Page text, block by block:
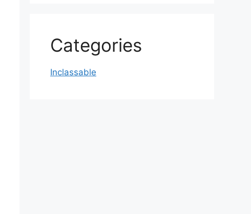
Categories
Inclassable